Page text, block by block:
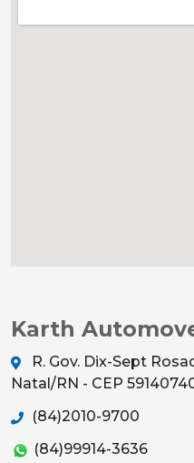
Karth
R. Gov. Dix-Sept
Natal/RN - CEP
(84)2010-9700
(84)99914-3636